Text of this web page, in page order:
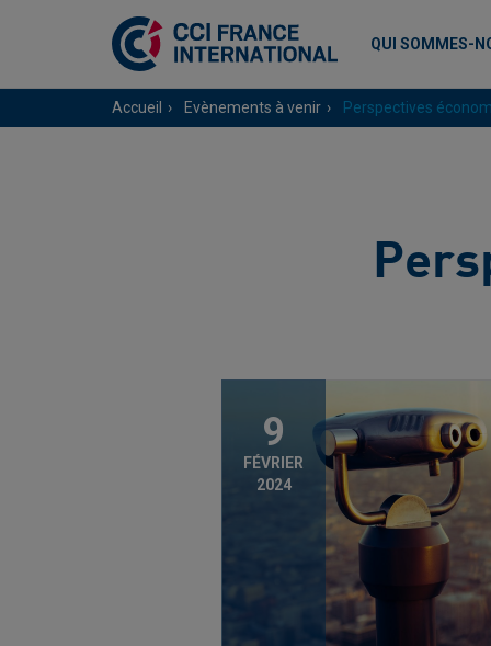
QUI SOMMES-
Accueil Evènements à venir Perspectives
9
FÉVRIER
2024